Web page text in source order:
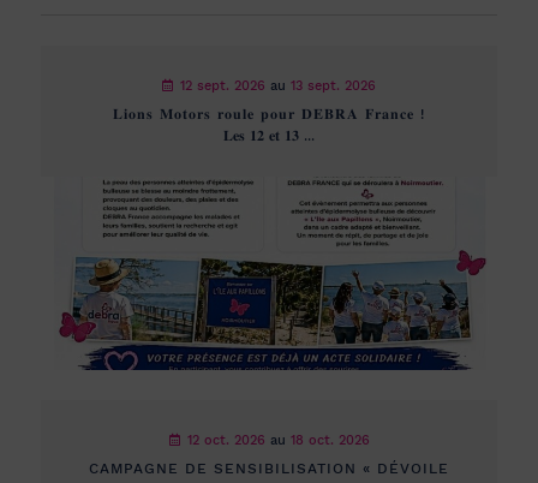
12 sept. 2026 au 13 sept. 2026
𝐋𝐢𝐨𝐧𝐬 𝐌𝐨𝐭𝐨𝐫𝐬 𝐫𝐨𝐮𝐥𝐞 𝐩𝐨𝐮𝐫 𝐃𝐄𝐁𝐑𝐀 𝐅𝐫𝐚𝐧𝐜𝐞 !
𝐋𝐞𝐬 𝟏𝟐 𝐞𝐭 𝟏𝟑 ...
12 oct. 2026 au 18 oct. 2026
CAMPAGNE DE SENSIBILISATION « DÉVOILE